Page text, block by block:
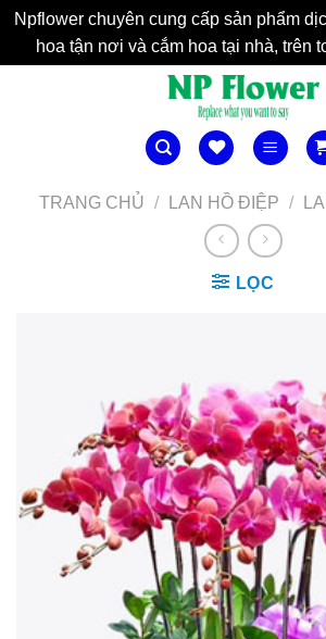
Npflower chuyên cung cấp sản phẩm
hoa tận nơi và cắm hoa tại nhà, trên
TRANG CHỦ / LAN HỒ ĐIỆP /
LỌC